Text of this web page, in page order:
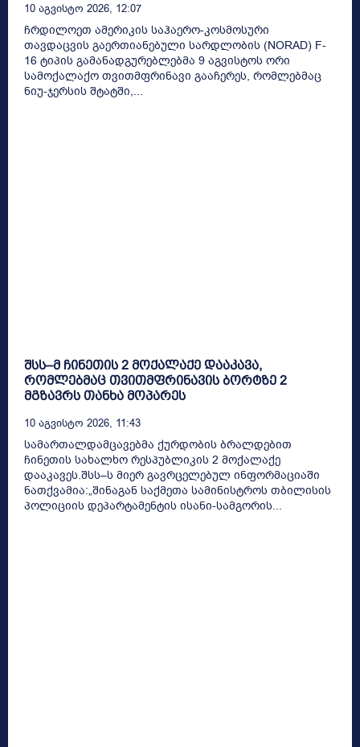
10 Აგვისტო 2026, 12:07
ჩრდილოეთ ამერიკის საჰაერო-კოსმოსური
თავდაცვის გაერთიანებული სარდლობის (NORAD) F-
16 ტიპის გამანადგურებლებმა 9 აგვისტოს ორი
სამოქალაქო თვითმფრინავი გააჩერეს, რომლებმაც
ნიუ-ჯერსის შტატში,...
შსს–მ ჩინეთის 2 მოქალაქე დააკავა,
რომლებმაც თვითმფრინავის ბორტზე 2
მგზავრს თანხა მოპარეს
10 Აგვისტო 2026, 11:43
სამართალდამცავებმა ქურდობის ბრალდებით
ჩინეთის სახალხო რესპუბლიკის 2 მოქალაქე
დააკავეს.შსს–ს მიერ გავრცელებულ ინფორმაციაში
ნათქვამია:„შინაგან საქმეთა სამინისტროს თბილისის
პოლიციის დეპარტამენტის ისანი-სამგორის...